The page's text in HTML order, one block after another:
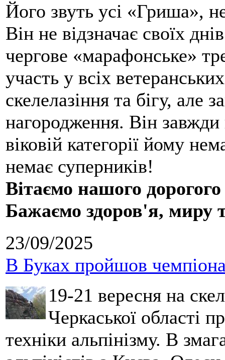
Його звуть усі «Гриша»,
Він не відзначає своїх
чергове «марафонське»
участь у всіх
скелелазіння та бігу, але
нагородження. Він
віковій категорії йому
немає суперників!
Вітаємо нашого
Бажаємо здоров'я, миру
23/09/2025
В Буках пройшов
19-21 вересня на
Черкаської області
техніки альпінізму. В